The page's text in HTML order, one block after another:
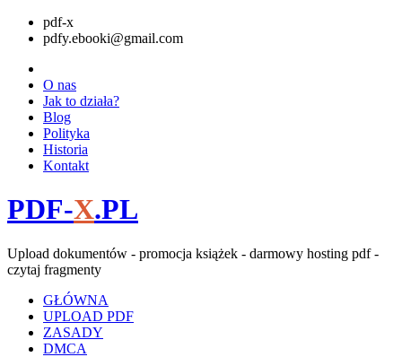
pdf-x
pdfy.ebooki@gmail.com
O nas
Jak to działa?
Blog
Polityka
Historia
Kontakt
PDF-X.PL
Upload dokumentów - promocja książek - darmowy hosting pdf -
czytaj fragmenty
GŁÓWNA
UPLOAD PDF
ZASADY
DMCA